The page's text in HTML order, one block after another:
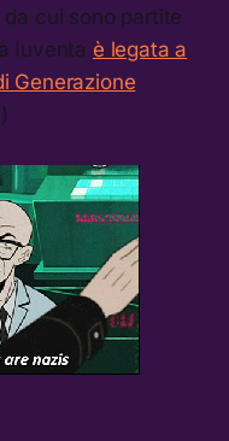
da cui sono partite
Iuventa è legata a
Generazione